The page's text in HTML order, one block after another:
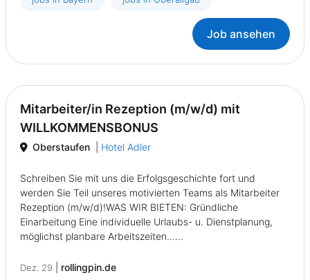
Job ansehen
Mitarbeiter/in Rezeption (m/w/d) mit
WILLKOMMENSBONUS
Oberstaufen Hotel Adler
Schreiben Sie mit uns die Erfolgsgeschichte fort und
werden Sie Teil unseres motivierten Teams als Mitarbeiter
Rezeption (m/w/d)!WAS WIR BIETEN: Gründliche
Einarbeitung Eine individuelle Urlaubs- u. Dienstplanung,
möglichst planbare Arbeitszeiten......
Dez. 29 rollingpin.de